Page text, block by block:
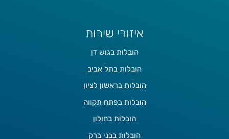
איזורי שירות
הובלות בגוש דן
הובלות בתל אביב
הובלות בראשון לציון
הובלות בפתח תקווה
הובלות בחולון
הובלות בבני ברק